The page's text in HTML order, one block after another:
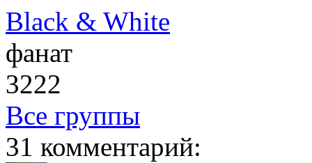
Black & White
фанат
3222
Все группы
31 комментарий: